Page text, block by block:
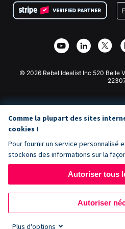
Confidentialité
Partenariat d'affiliation
Bibliothèque
Collecte de fonds caritative
Plugin de don Wix
Application de don Webflow
Don Joomla
© 2026 Rebel Idealist Inc 520 Belle
Comme la plupart des sites
cookies !
Pour fournir un service personnalisé
stockons des informations sur la
Autoriser tous
Autoriser
Plus d'options